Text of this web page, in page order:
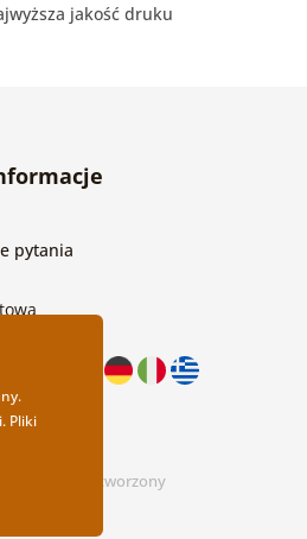
jakość druku
pytania
został stworzony
Pliki